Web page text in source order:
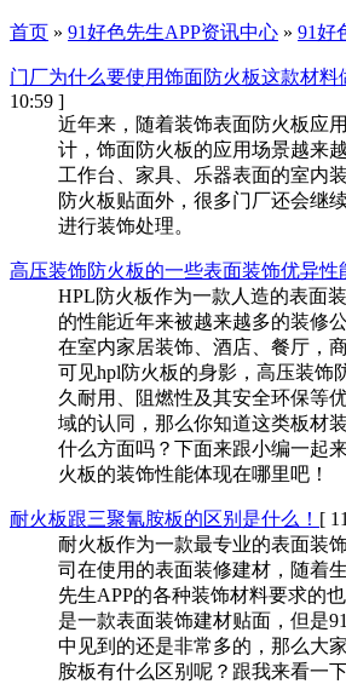
首页 » 91好色先生APP资讯中心 » 91好
门厂为什么要使用饰面防火板这款材料做
10:59 ]
近年来，随着装饰表面防火板
计，饰面防火板的应用场景越来越广
工作台、家具、乐器表面的
防火板贴面外，很多门厂还会
进行装饰处理。
高压装饰防火板的一些表面装饰优异性能
HPL防火板作为一款人造的表面装
的性能近年来被越来越多的装修公
在室内家居装饰、酒店、餐厅
可见hpl防火板的身影，高压装
久耐用、阻燃性及其安全环保
域的认同，那么你知道这类板
什么方面吗？下面来跟小编一
火板的装饰性能体现在哪里吧！
耐火板跟三聚氰胺板的区别是什么！ [
耐火板作为一款最专业的表面装饰
司在使用的表面装修建材，随着
先生APP的各种装饰材料要求的也
是一款表面装饰建材贴面，但是
中见到的还是非常多的，那么
胺板有什么区别呢？跟我来看一下